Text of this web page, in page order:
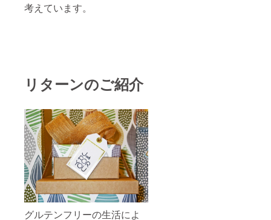
考えています。
リターンのご紹介
グルテンフリーの生活によ